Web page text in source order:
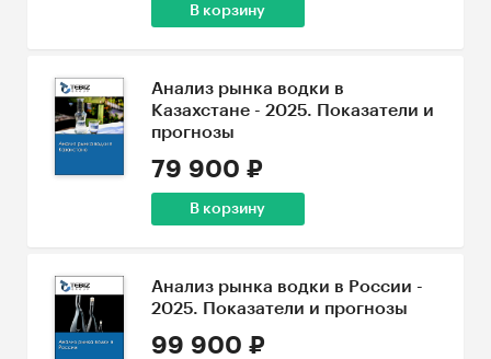
В корзину
Анализ рынка водки в
Казахстане - 2025. Показатели и
прогнозы
79 900 ₽
В корзину
Анализ рынка водки в России -
2025. Показатели и прогнозы
99 900 ₽